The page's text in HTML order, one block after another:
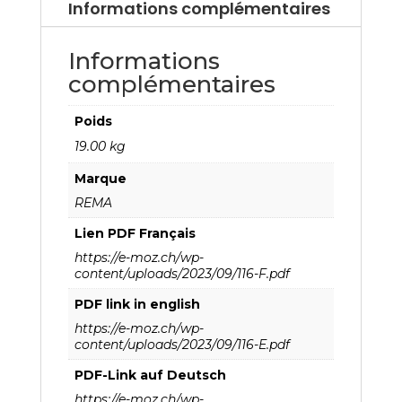
Informations complémentaires
Informations
complémentaires
Poids
19.00 kg
Marque
REMA
Lien PDF Français
https://e-moz.ch/wp-
content/uploads/2023/09/116-F.pdf
PDF link in english
https://e-moz.ch/wp-
content/uploads/2023/09/116-E.pdf
PDF-Link auf Deutsch